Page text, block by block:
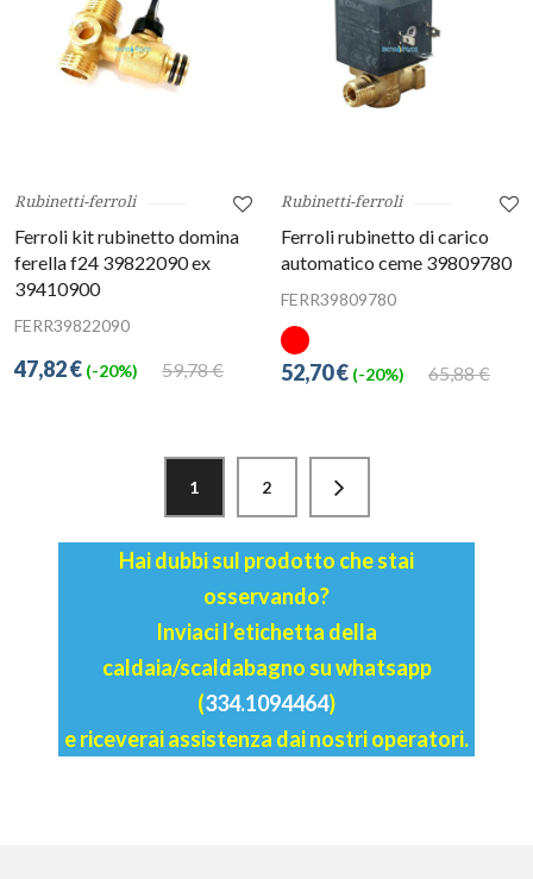
Rubinetti-ferroli
Ferroli kit rubinetto domina
ferella f24 39822090 ex
39410900
FERR39822090
59,78 €
47,82 € (-20%)
Rubinetti-ferroli
Ferroli rubinetto di carico
automatico ceme 39809780
FERR39809780
65,88 €
52,70 € (-20%)
1 2
Hai dubbi sul prodotto che stai
osservando?
Inviaci l’etichetta della
caldaia/scaldabagno su whatsapp
(334.1094464)
e riceverai assistenza dai nostri operatori.